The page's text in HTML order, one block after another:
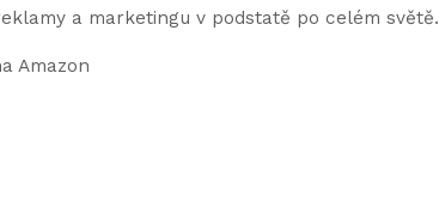
a marketingu v podstatě po celém světě.
Amazon